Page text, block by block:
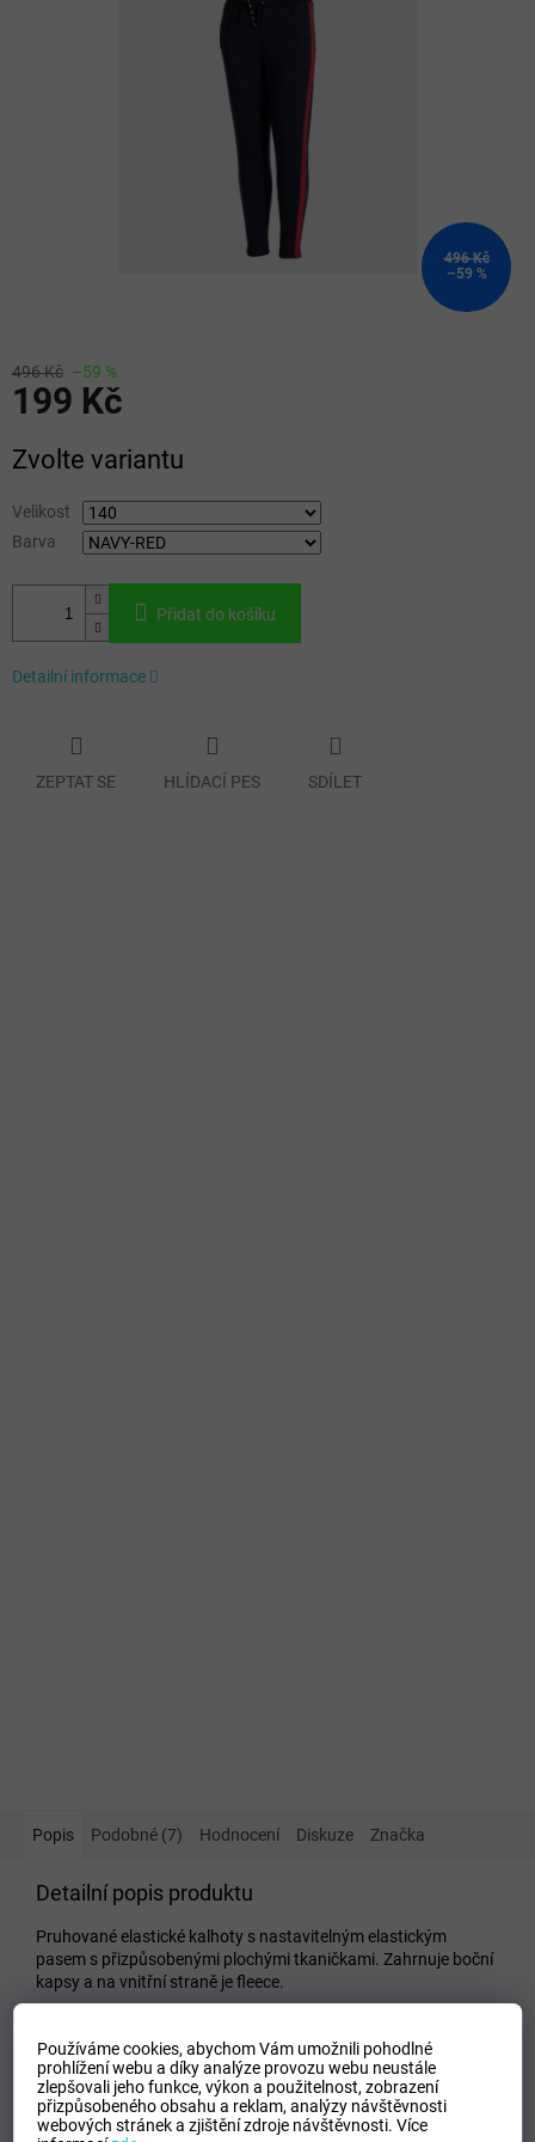
Používáme cookies, abychom Vám umožnili pohodlné
prohlížení webu a díky analýze provozu webu neustále
zlepšovali jeho funkce, výkon a použitelnost,zobrazení
přizpůsobeného obsahu a reklam, analýzy návštěvnosti
webových stránek a zjištění zdroje návštěvnosti.Více
5
hvězdiček.
496 Kč
–59 %
496 Kč –59 %
199 Kč
cena:
Zvolte variantu
Velikost
Barva
Přidat do košíku
Detailní informace
ZEPTAT SE HLÍDACÍ PES SDÍLET
Popis Podobné (7) Hodnocení Diskuze Značka
Detailní popis produktu
Pruhované elastické kalhoty s nastavitelným elastickým
pasem s přizpůsobenými plochými tkaničkami. Zahrnuje boční
kapsy a na vnitřní straně je fleece.
Kategorie:
Dětské tepláky
Tipo Mdelo:
T
Composicion: 100% Polyester